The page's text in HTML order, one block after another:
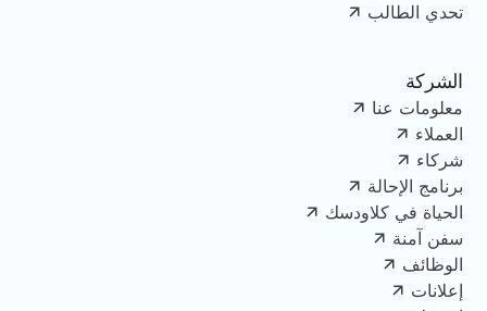
تحدي الطالب
الشركة
معلومات عنا
العملاء
شركاء
برنامج الإحالة
الحياة في كلاودسك
سفن آمنة
الوظائف
إعلانات